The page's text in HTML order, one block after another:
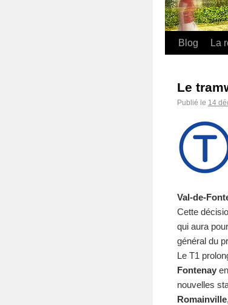
Blog La
Le
Publié le 14
Val-de-
Cette
qui aura
général du
Le T1
Fontenay
nouvelles
Romainville,